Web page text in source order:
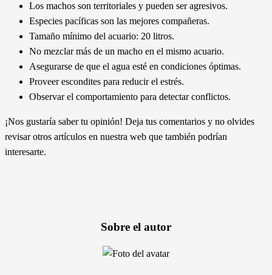
Los machos son territoriales y pueden ser agresivos.
Especies pacíficas son las mejores compañeras.
Tamaño mínimo del acuario: 20 litros.
No mezclar más de un macho en el mismo acuario.
Asegurarse de que el agua esté en condiciones óptimas.
Proveer escondites para reducir el estrés.
Observar el comportamiento para detectar conflictos.
¡Nos gustaría saber tu opinión! Deja tus comentarios y no olvides
revisar otros artículos en nuestra web que también podrían
interesarte.
Sobre el autor